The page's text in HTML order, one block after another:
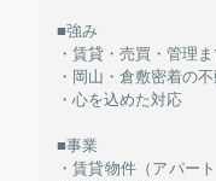
■強み
・賃貸・売買・管理
・岡山・倉敷密着の
・心を込めた対応
■事業
・賃貸物件（アパー